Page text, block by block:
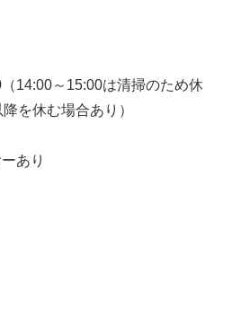
14:00～15:00は清掃のため休
を休む場合あり）
あり